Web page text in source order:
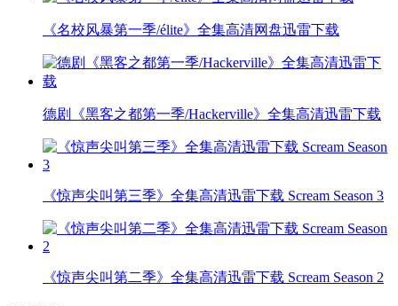
《名校风暴第一季/élite》全集高清网盘迅雷下载
德剧《黑客之都第一季/Hackerville》全集高清迅雷下载
《惊声尖叫第三季》全集高清迅雷下载 Scream Season 3
《惊声尖叫第二季》全集高清迅雷下载 Scream Season 2